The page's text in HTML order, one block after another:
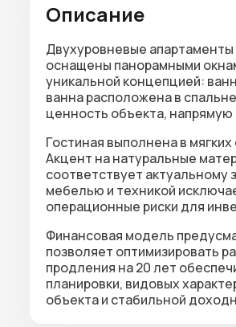
Описание
Двухуровневые
оснащены панорамными
уникальной концепцией:
ванна расположена в
ценность объекта,
Гостиная выполнена в
Акцент на натуральные
соответствует актуальному
мебелью и техникой
операционные риски для
Финансовая модель
позволяет оптимизировать
продления на 20 лет
планировки, видовых
объекта и стабильной